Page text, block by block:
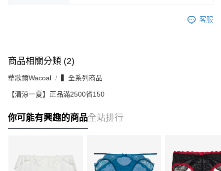
客服
商品相關分類 (2)
華歌爾Wacoal ▍全系列商品
【清涼一夏】正品滿2500省150
你可能有興趣的商品全站排行